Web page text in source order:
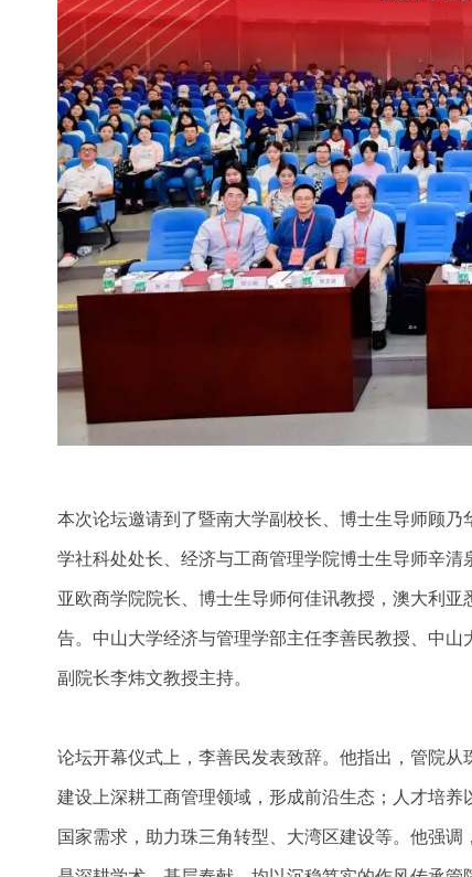
本次论坛邀请到了暨南大学副校长、博士生导师顾
学社科处处长、经济与工商管理学院博士生导师辛
亚欧商学院院长、博士生导师何佳讯教授，澳大利
告。中山大学经济与管理学部主任李善民教授、中
副院长李炜文教授主持。
论坛开幕仪式上，李善民发表致辞。他指出，管院
建设上深耕工商管理领域，形成前沿生态；人才培
国家需求，助力珠三角转型、大湾区建设等。他强